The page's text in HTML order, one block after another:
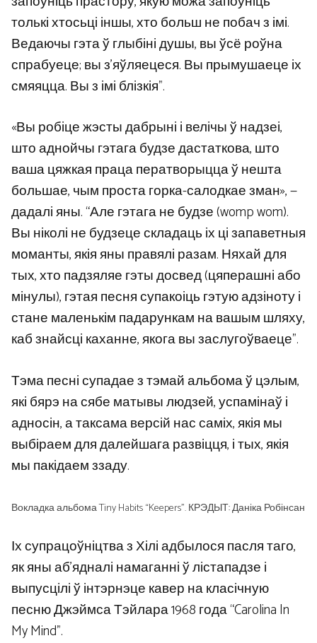
толькі хтосьці іншы, хто больш не побач з імі.
Ведаючы гэта ў глыбіні душы, вы ўсё роўна
спрабуеце; вы з’яўляецеся. Вы прымушаеце іх
смяяцца. Вы з імі блізкія”.
«Вы робіце жэсты дабрыні і велічы ў надзеі,
што аднойчы гэтага будзе дастаткова, што
ваша цяжкая праца ператворыцца ў нешта
большае, чым проста горка-салодкае зман», —
дадалі яны. “Але гэтага не будзе (womp wom).
Вы ніколі не будзеце складаць іх ці запаветныя
моманты, якія яны правялі разам. Няхай для
тых, хто падзяляе гэты досвед (цяперашні або
мінулы), гэтая песня супакоіць гэтую адзіноту і
стане маленькім падарункам на вашым шляху,
каб знайсці каханне, якога вы заслугоўваеце”.
Тэма песні супадае з тэмай альбома ў цэлым,
які бярэ на сябе матывы людзей, успамінаў і
адносін, а таксама версій нас саміх, якія мы
выбіраем для далейшага развіцця, і тых, якія
мы пакідаем ззаду.
Вокладка альбома Tiny Habits “Keepers”. КРЭДЫТ: Даніка Робінсан
Іх супрацоўніцтва з Хілі адбылося пасля таго,
як яны аб’ядналі намаганні ў лістападзе і
выпусцілі ў інтэрнэце кавер на класічную
песню Джэймса Тэйлара 1968 года “Carolina In
My Mind”.